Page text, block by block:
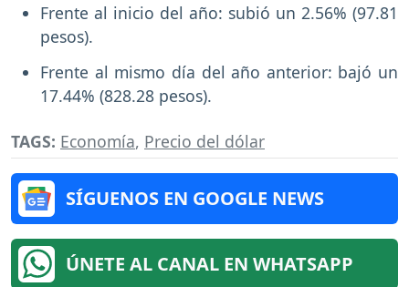
Frente al inicio del año: subió un 2.56% (97.81
pesos).
Frente al mismo día del año anterior: bajó un
17.44% (828.28 pesos).
TAGS: Economía, Precio del dólar
SÍGUENOS EN GOOGLE NEWS
ÚNETE AL CANAL EN WHATSAPP